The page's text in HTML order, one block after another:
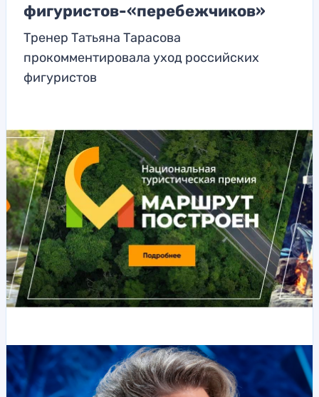
фигуристов-«перебежчиков»
Тренер Татьяна Тарасова
прокомментировала уход российских
фигуристов